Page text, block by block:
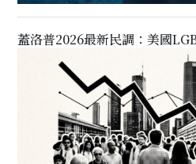
蓋洛普2026最新民調：美國